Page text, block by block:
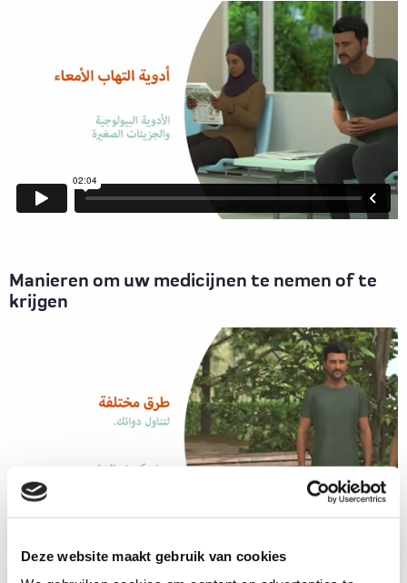
Deze website maakt gebruik van cookies
Manieren om uw medicijnen te nemen of te
krijgen